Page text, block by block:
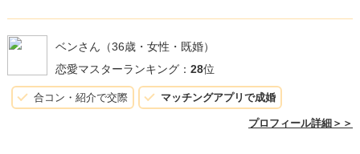
囲との関係性の中で平和と幸福を見つけることを心から願
っています。
あとは、全く親しくないということなので、何か彼と話せ
る接点を持つことが必要かなと思います。
彼もあなたのいいところに気づいてくれるといいですね！
ベンさん （36歳・女性・既婚）
恋愛マスターランキング： 28位
合コン・紹介で交際 マッチングアプリで成婚
プロフィール詳細＞＞